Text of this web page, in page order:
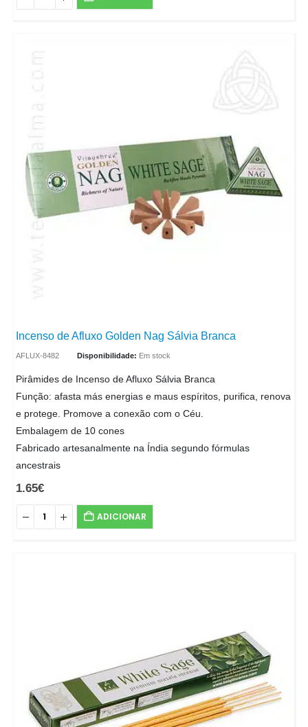
Incenso de Afluxo Golden Nag Sálvia Branca
AFLUX-8482 Disponibilidade: Em stock
Pirâmides de Incenso de Afluxo Sálvia Branca
Função: afasta más energias e maus espíritos, purifica, renova
e protege. Promove a conexão com o Céu.
Embalagem de 10 cones
Fabricado artesanalmente na Índia segundo fórmulas
ancestrais
1.65€
ADICIONAR